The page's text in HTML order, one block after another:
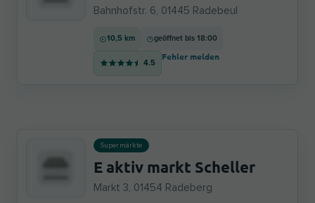
Bahnhofstr. 6, 01445 Radebeul
10,5 km geöffnet bis 18:00
4.5
Fehler melden
Supermärkte
E aktiv markt Scheller
Markt 3, 01454 Radeberg